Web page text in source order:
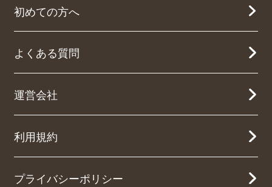
初めての方へ
よくある質問
運営会社
利用規約
プライバシーポリシー